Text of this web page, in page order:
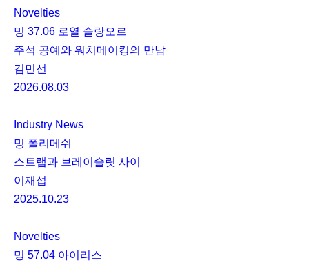
Novelties
밍 37.06 로열 슬랑오르
주석 공예와 워치메이킹의 만남
김민선
2026.08.03
Industry News
밍 폴리메쉬
스트랩과 브레이슬릿 사이
이재섭
2025.10.23
Novelties
밍 57.04 아이리스